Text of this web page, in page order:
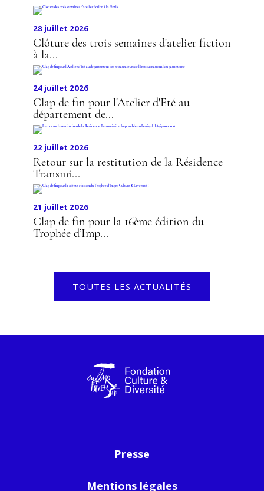
28 juillet 2026
Clôture des trois semaines d'atelier fiction
à la...
24 juillet 2026
Clap de fin pour l'Atelier d'Eté au
département de...
22 juillet 2026
Retour sur la restitution de la Résidence
Transmi...
21 juillet 2026
Clap de fin pour la 16ème édition du
Trophée d’Imp...
TOUTES LES ACTUALITÉS
Presse
Mentions légales